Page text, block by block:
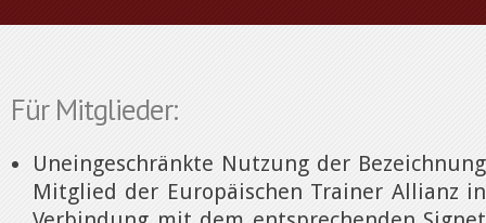
Für Mitglieder:
Uneingeschränkte Nutzung der Bezeichnung
Mitglied der Europäischen Trainer Allianz in